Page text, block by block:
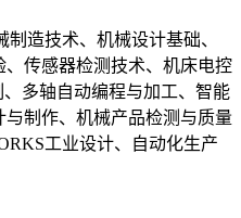
造技术、机械设计基础、
传感器检测技术、机床电控
多轴自动编程与加工、智能
制作、机械产品检测与质量
工业设计、自动化生产